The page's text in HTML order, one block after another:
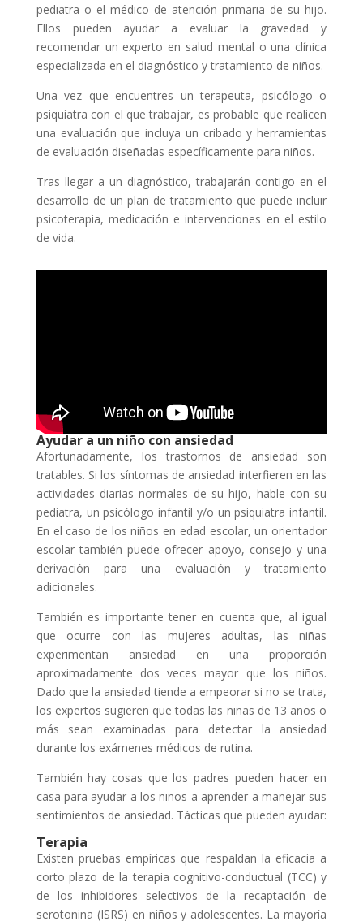
pediatra o el médico de atención primaria de su hijo.
Ellos pueden ayudar a evaluar la gravedad y
recomendar un experto en salud mental o una clínica
especializada en el diagnóstico y tratamiento de niños.
Una vez que encuentres un terapeuta, psicólogo o
psiquiatra con el que trabajar, es probable que realicen
una evaluación que incluya un cribado y herramientas
de evaluación diseñadas específicamente para niños.
Tras llegar a un diagnóstico, trabajarán contigo en el
desarrollo de un plan de tratamiento que puede incluir
psicoterapia, medicación e intervenciones en el estilo
de vida.
Ayudar a un niño con ansiedad
Afortunadamente, los trastornos de ansiedad son
tratables. Si los síntomas de ansiedad interfieren en las
actividades diarias normales de su hijo, hable con su
pediatra, un psicólogo infantil y/o un psiquiatra infantil.
En el caso de los niños en edad escolar, un orientador
escolar también puede ofrecer apoyo, consejo y una
derivación para una evaluación y tratamiento
adicionales.
También es importante tener en cuenta que, al igual
que ocurre con las mujeres adultas, las niñas
experimentan ansiedad en una proporción
aproximadamente dos veces mayor que los niños.
Dado que la ansiedad tiende a empeorar si no se trata,
los expertos sugieren que todas las niñas de 13 años o
más sean examinadas para detectar la ansiedad
durante los exámenes médicos de rutina.
También hay cosas que los padres pueden hacer en
casa para ayudar a los niños a aprender a manejar sus
sentimientos de ansiedad. Tácticas que pueden ayudar:
Terapia
Existen pruebas empíricas que respaldan la eficacia a
corto plazo de la terapia cognitivo-conductual (TCC) y
de los inhibidores selectivos de la recaptación de
serotonina (ISRS) en niños y adolescentes. La mayoría